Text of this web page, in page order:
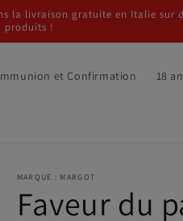
la livraison gratuite en Italie sur
produits !
et Confirmation 18
MARQUE : MARGOT
Faveur du